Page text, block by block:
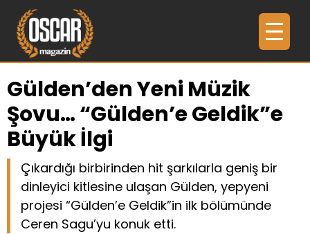
Gülden’den Yeni Müzik
Şovu… “Gülden’e Geldik”e
Büyük İlgi
Çıkardığı birbirinden hit şarkılarla geniş bir
dinleyici kitlesine ulaşan Gülden, yepyeni
projesi “Gülden’e Geldik”in ilk bölümünde
Ceren Sagu’yu konuk etti.